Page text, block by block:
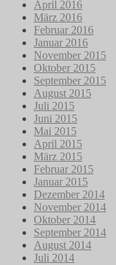
April 2016
März 2016
Februar 2016
Januar 2016
November 2015
Oktober 2015
September 2015
August 2015
Juli 2015
Juni 2015
Mai 2015
April 2015
März 2015
Februar 2015
Januar 2015
Dezember 2014
November 2014
Oktober 2014
September 2014
August 2014
Juli 2014